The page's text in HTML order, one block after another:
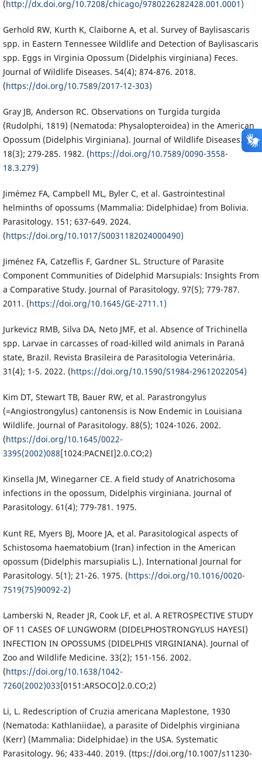
(http://dx.doi.org/10.7208/chicago/9780226282428.001.0001)
Gerhold RW, Kurth K, Claiborne A, et al. Survey of Baylisascaris
spp. in Eastern Tennessee Wildlife and Detection of Baylisascaris
spp. Eggs in Virginia Opossum (Didelphis virginiana) Feces.
Journal of Wildlife Diseases. 54(4); 874-876. 2018.
(https://doi.org/10.7589/2017-12-303)
Gray JB, Anderson RC. Observations on Turgida turgida
(Rudolphi, 1819) (Nematoda: Physalopteroidea) in the American
Opossum (Didelphis Virginiana). Journal of Wildlife Diseases.
18(3); 279-285. 1982. (https://doi.org/10.7589/0090-3558-
18.3.279)
Jimémez FA, Campbell ML, Byler C, et al. Gastrointestinal
helminths of opossums (Mammalia: Didelphidae) from Bolivia.
Parasitology. 151; 637-649. 2024.
(https://doi.org/10.1017/S0031182024000490)
Jiménez FA, Catzeflis F, Gardner SL. Structure of Parasite
Component Communities of Didelphid Marsupials: Insights From
a Comparative Study. Journal of Parasitology. 97(5); 779-787.
2011. (https://doi.org/10.1645/GE-2711.1)
Jurkevicz RMB, Silva DA, Neto JMF, et al. Absence of Trichinella
spp. Larvae in carcasses of road-killed wild animals in Paraná
state, Brazil. Revista Brasileira de Parasitologia Veterinária.
31(4); 1-5. 2022. (https://doi.org/10.1590/S1984-29612022054)
Kim DT, Stewart TB, Bauer RW, et al. Parastrongylus
(=Angiostrongylus) cantonensis is Now Endemic in Louisiana
Wildlife. Journal of Parasitology. 88(5); 1024-1026. 2002.
(https://doi.org/10.1645/0022-
3395(2002)088[1024:PACNEI]2.0.CO;2)
Kinsella JM, Winegarner CE. A field study of Anatrichosoma
infections in the opossum, Didelphis virginiana. Journal of
Parasitology. 61(4); 779-781. 1975.
Kunt RE, Myers BJ, Moore JA, et al. Parasitological aspects of
Schistosoma haematobium (Iran) infection in the American
opossum (Didelphis marsupialis L.). International Journal for
Parasitology. 5(1); 21-26. 1975. (https://doi.org/10.1016/0020-
7519(75)90092-2)
Lamberski N, Reader JR, Cook LF, et al. A RETROSPECTIVE STUDY
OF 11 CASES OF LUNGWORM (DIDELPHOSTRONGYLUS HAYESI)
INFECTION IN OPOSSUMS (DIDELPHIS VIRGINIANA). Journal of
Zoo and Wildlife Medicine. 33(2); 151-156. 2002.
(https://doi.org/10.1638/1042-
7260(2002)033[0151:ARSOCO]2.0.CO;2)
Li, L. Redescription of Cruzia americana Maplestone, 1930
(Nematoda: Kathlaniidae), a parasite of Didelphis virginiana
(Kerr) (Mammalia: Didelphidae) in the USA. Systematic
Parasitology. 96; 433-440. 2019. (ttps://doi.org/10.1007/s11230-